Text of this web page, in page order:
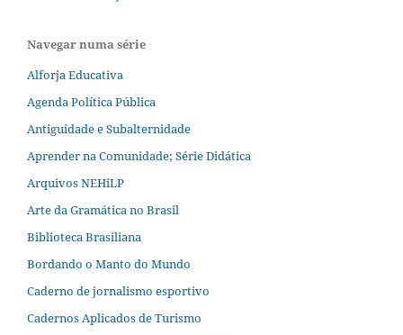
Navegar numa série
Alforja Educativa
Agenda Política Pública
Antiguidade e Subalternidade
Aprender na Comunidade; Série Didática
Arquivos NEHiLP
Arte da Gramática no Brasil
Biblioteca Brasiliana
Bordando o Manto do Mundo
Caderno de jornalismo esportivo
Cadernos Aplicados de Turismo